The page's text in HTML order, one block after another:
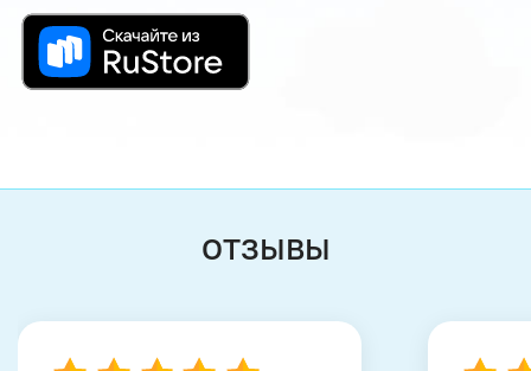
ОТЗЫВЫ